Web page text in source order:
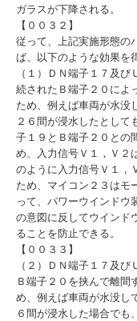
ガラスが下降される。
【００３２】
従って、上記実施形態の
ば、以下のような効果を
（１）ＤＮ端子１７及
続されたＢ端子２０によ
ため、例えば車両が水没
２６間が浸水したとして
子１９とＢ端子２０との
め、入力信号Ｖ１，Ｖ２
のように入力信号Ｖ１，
ため、マイコン２３はモ
って、パワーウインドウ
の意図に反してウインド
ることを防止できる。
【００３３】
（２）ＤＮ端子１７及
Ｂ端子２０を挟んで離間
め、例えば車両が水没し
６間が浸水した場合でも